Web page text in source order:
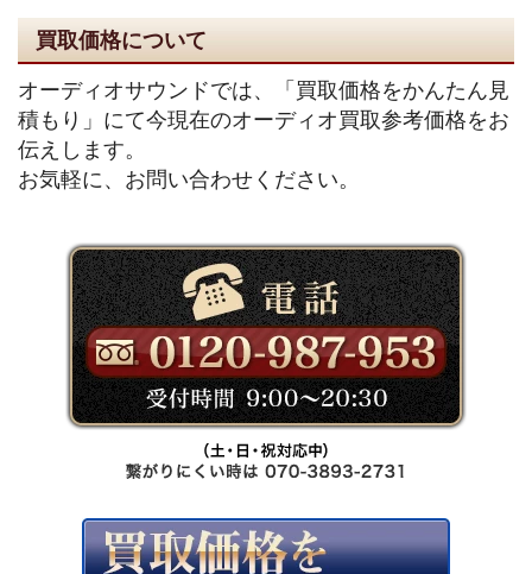
買取価格について
オーディオサウンドでは、「買取価格をかんたん見
積もり」にて今現在のオーディオ買取参考価格をお
伝えします。
お気軽に、お問い合わせください。